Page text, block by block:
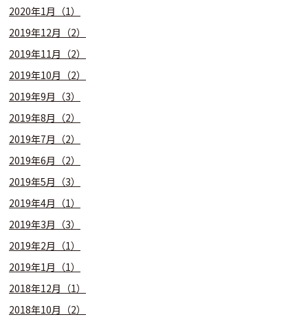
2020年1月（1）
2019年12月（2）
2019年11月（2）
2019年10月（2）
2019年9月（3）
2019年8月（2）
2019年7月（2）
2019年6月（2）
2019年5月（3）
2019年4月（1）
2019年3月（3）
2019年2月（1）
2019年1月（1）
2018年12月（1）
2018年10月（2）